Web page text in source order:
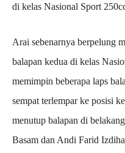
di kelas Nasional Sport
Arai sebenarnya berpelung
balapan kedua di kelas
memimpin beberapa laps
sempat terlempar ke posisi
menutup balapan di
Basam dan Andi Farid